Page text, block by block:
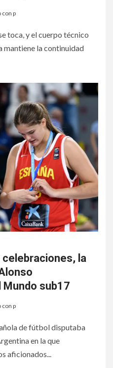
con p
toca, y el cuerpo técnico
mantiene la continuidad
celebraciones, la
sub17
con p
de fútbol disputaba
en la que
aficionados...